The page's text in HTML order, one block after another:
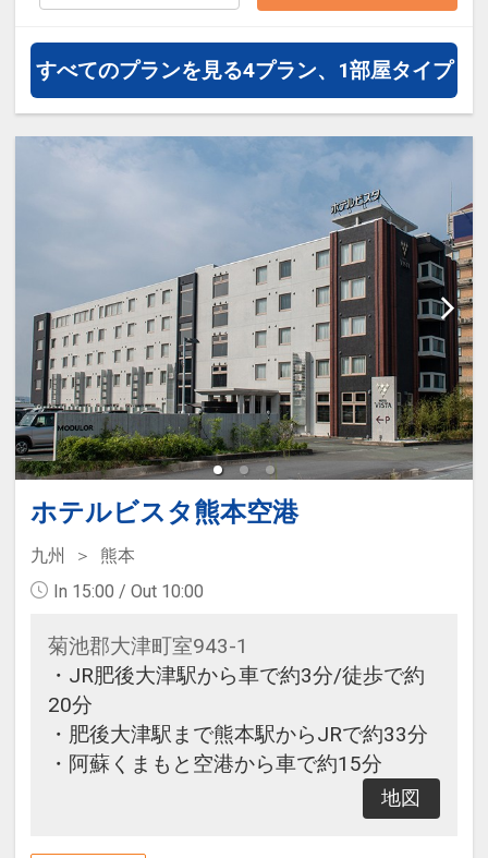
にも最適！
旅行期間中の1泊だけの宿泊や延
泊・飛び泊なども自由自在です。
JALマイレージ会員の方にはフライ
トマイルが50%貯まります。
ウェルカムドリンクサービス（ホッ
すべてのプランを見る4プラン、1部屋タイプ
ホテルビスタ熊本空港
九州
熊本
In 15:00 / Out 10:00
菊池郡大津町室943-1
・JR肥後大津駅から車で約3分/徒歩で約
20分
・肥後大津駅まで熊本駅からJRで約33分
・阿蘇くまもと空港から車で約15分
地図